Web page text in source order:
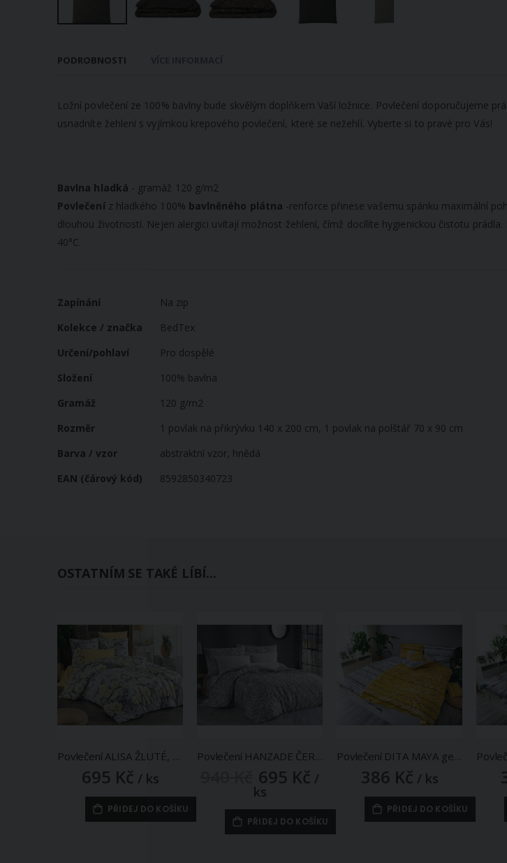
začátek
s
obrázky
PODROBNOSTI
Ložní povlečení ze 100% bavlny bude skvělým doplňkem Vaší ložnice. Povlečení doporučujeme
usnadníte žehlení s vyjímkou krepového povlečení, které se nežehlí. Vyberte si to pravé pro Vás!
Bavlna hladká - gramáž 120 g/m2
Povlečeníz hladkého 100% bavlněného plátna -renforce přinese vašemu spánku maximální
dlouhou životností. Nejen alergici uvítají možnost žehlení, čímž docílíte hygienickou čistotu
40°C.
Více
Zapínání
Na zip
Kolekce / značka
BedTex
Určení/pohlaví
Pro dospělé
Složení
100% bavlna
Gramáž
120 g/m2
Rozměr
1 povlak na přikrývku 140 x 200 cm, 1 povlak na polštář 70 x 90 cm
Barva / vzor
abstraktní vzor, hnědá
EAN (čárový kód)
8592850340723
OSTATNÍM SE TAKÉ LÍBÍ...
Povlečení ALISA ŽLUTÉ, květy, bavlna hladká, 140x200cm + 70x90cm
695 Kč / ks
PŘIDEJ DO KOŠÍKU
Povlečení HANZADE ČERNÉ, ornamenty, bavlna hladká, 140x200cm + 70x90cm
Zlevněná
/
akční
cena
695 Kč /
ks
PŘIDEJ DO KOŠÍKU
Povlečení DITA MAYA geometrické vzory, žluté, 3 dílné, bavlna hladká, 140x200cm + 70x90cm + 40x40cm
386 Kč / ks
PŘIDEJ DO KOŠÍKU